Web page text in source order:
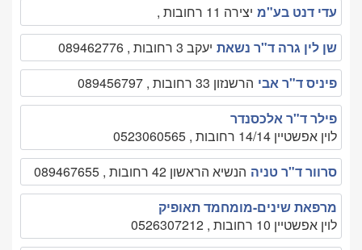
עדי דנט בע"מ יצירה 11 רחובות ,
שן לין גרה ד"ר נשאת יעקב 3 רחובות , 089462776
פיניס ד"ר אבי הרשנזון 33 רחובות , 089456797
פילר ד"ר אלכסנדר
לוין אפשטיין 14/14 רחובות , 0523060565
סרוור ד"ר טניה הנשיא הראשון 42 רחובות , 089467655
מרפאת שינים-מומחמד תאופיק
לוין אפשטיין 10 רחובות , 0526307212